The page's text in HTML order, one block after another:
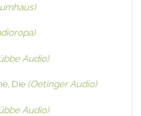
Audio)
Die (Oetinger Audio)
Audio)